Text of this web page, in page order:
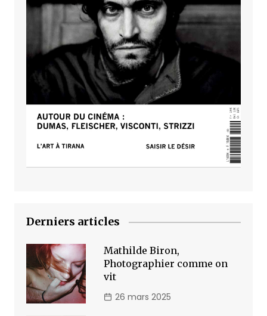
Derniers articles
Mathilde Biron,
Photographier comme on
vit
26 mars 2025